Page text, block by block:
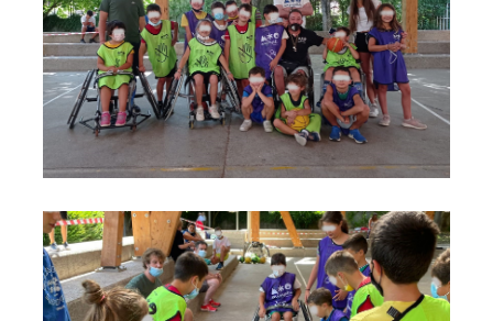
foto